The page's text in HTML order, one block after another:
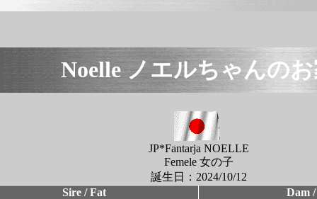
Noelle ノエルちゃんの
JP*Fantarja NOELLE
Femele 女の子
誕生日：2024/10/12
Sire / Fat
Dam